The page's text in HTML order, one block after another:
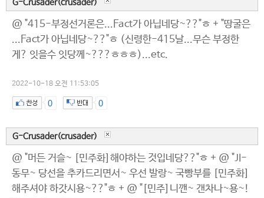
G-Crusader(crusader)
@ "415-부정선거론은...Fact가 아닙네당~??"ㅎ + "땅굴은
...Fact가 아닙네당~??"ㅎ (신령한-415날...무슨 부정한
게? 잇을수 잇당께~???ㅎㅎㅎ)...etc.
2022-10-18 오전 11:53:05
0 0
G-Crusader(crusader)
@ "머든 거슬~ [민주화]해야하는 것입네당??"ㅎ + @ "JI-
동무~ 당선을 추카드리면서~ 우선 발랑~ 국빵부를 [민주화]
해주셔야 하갓시용~??"ㅎ + @ "[민주]니깬~ 갠차나~용~!